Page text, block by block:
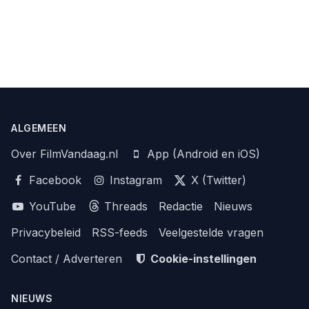
ALGEMEEN
Over FilmVandaag.nl
App (Android en iOS)
Facebook
Instagram
X (Twitter)
YouTube
Threads Redactie
Nieuws
Privacybeleid
RSS-feeds
Veelgestelde vragen
Contact / Adverteren
Cookie-instellingen
NIEUWS